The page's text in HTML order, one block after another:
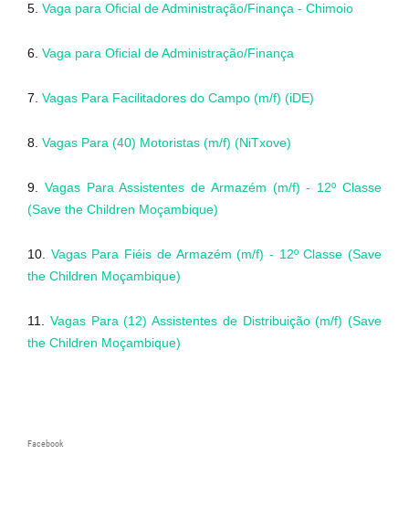
5. Vaga para Oficial de Administração/Finança - Chimoio
6. Vaga para Oficial de Administração/Finança
7. Vagas Para Facilitadores do Campo (m/f) (iDE)
8. Vagas Para (40) Motoristas (m/f) (NiTxove)
9. Vagas Para Assistentes de Armazém (m/f) - 12º Classe
(Save the Children Moçambique)
10. Vagas Para Fiéis de Armazém (m/f) - 12º Classe (Save
the Children Moçambique)
11. Vagas Para (12) Assistentes de Distribuição (m/f) (Save
the Children Moçambique)
Facebook